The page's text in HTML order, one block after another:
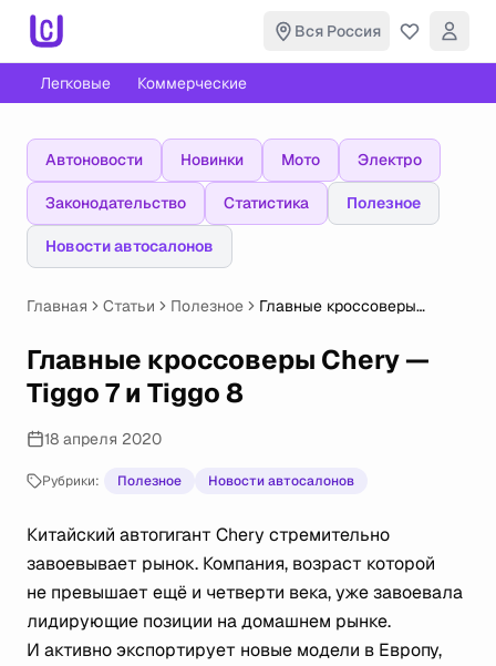
Вся Россия
Легковые Коммерческие
Автоновости Новинки Мото Электро
Законодательство Статистика Полезное
Новости автосалонов
Главная Статьи Полезное
Главные кроссоверы
Главные кроссоверы Chery —
Tiggo 7 и Tiggo 8
18 апреля 2020
Рубрики: Полезное Новости автосалонов
Китайский автогигант Chery стремительно
завоевывает рынок. Компания, возраст которой
не превышает ещё и четверти века, уже завоевала
лидирующие позиции на домашнем рынке.
И активно экспортирует новые модели в Европу,